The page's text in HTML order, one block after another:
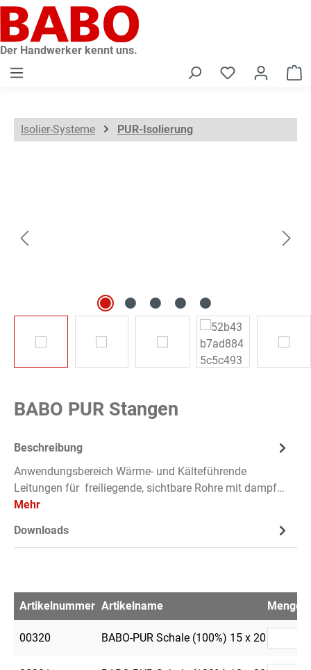
springen
Der Handwerker kennt uns.
Isolier-Systeme PUR-Isolierung
BABO PUR Stangen
Beschreibung
Anwendungsbereich Wärme- und Kälteführende
Leitungen für freiliegende, sichtbare Rohre mit dampf…
Mehr
Downloads
Artikelnummer Artikelname Menge
00320 BABO-PUR Schale (100%) 15 x 20